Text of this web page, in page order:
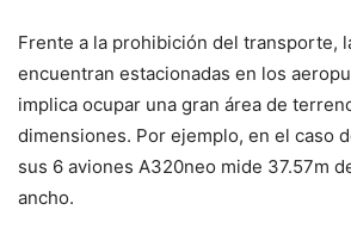
Frente a la prohibición del transporte,
encuentran estacionadas en los
implica ocupar una gran área de
dimensiones. Por ejemplo, en el caso
sus 6 aviones A320neo mide 37.57m
ancho.